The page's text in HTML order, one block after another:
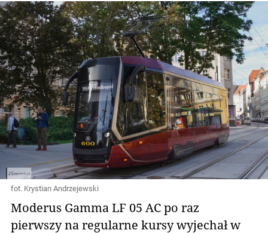
fot. Krystian Andrzejewski
Moderus Gamma LF 05 AC po raz
pierwszy na regularne kursy wyjechał w